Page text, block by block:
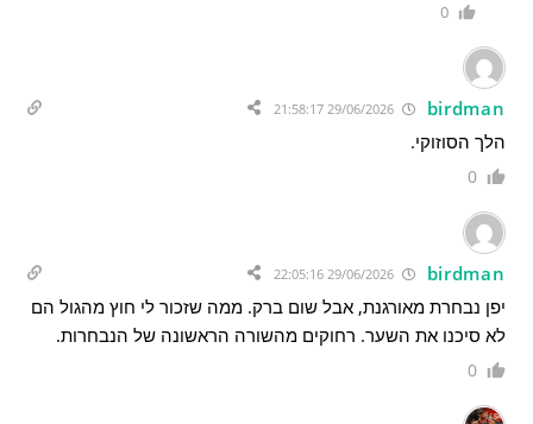
0
birdman
29/06/2026 21:58:17
הלך הסוזוקי.
0
birdman
29/06/2026 22:05:16
יפן נבחרת מאורגנת, אבל שום ברק. ממה שזכור לי חוץ מהגול הם
לא סיכנו את השער. רחוקים מהשורה הראשונה של הנבחרות.
0